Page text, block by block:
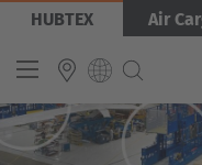
Direkt
Inhalt
HUBTEX Air
INTERNATIONAL
Bild